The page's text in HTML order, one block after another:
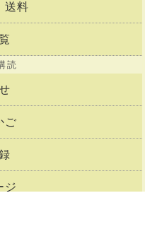
送料
読
ご
ジ